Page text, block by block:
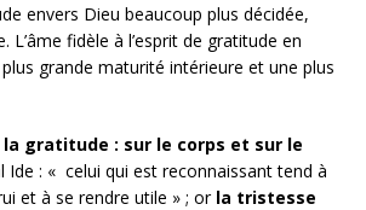
envers Dieu beaucoup plus décidée,
fidèle à l’esprit de gratitude en
grande maturité intérieure et une plus
gratitude : sur le corps et sur le
Ide : « celui qui est reconnaissant tend à
et à se rendre utile » ; orla tristesse